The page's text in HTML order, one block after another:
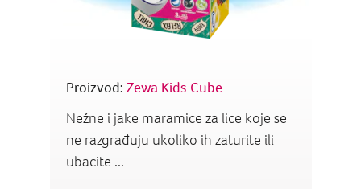
Proizvod: Zewa Kids Cube
Nežne i jake maramice za lice koje se
ne razgrađuju ukoliko ih zaturite ili
ubacite ...